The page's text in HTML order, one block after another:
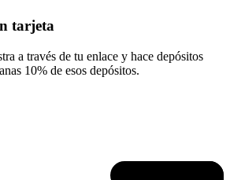
tarjeta
a través de tu enlace y hace depósitos
10% de esos depósitos.